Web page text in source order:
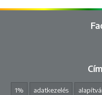
1% adatkezelés